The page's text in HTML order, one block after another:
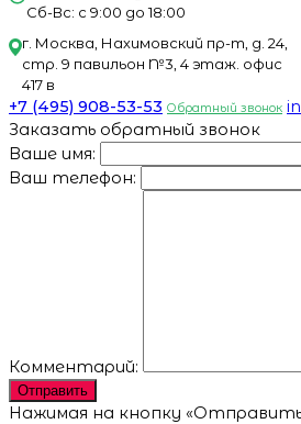
Сб-Вс: с 9:00 до 18:00
г. Москва, Нахимовский пр-т, д. 24,
стр. 9 павильон №3, 4 этаж. офис
417 в
+7 (495) 908-53-53 Обратный звонок
Заказать обратный звонок
Ваше имя:
Ваш телефон:
Комментарий:
Отправить
Нажимая на кнопку